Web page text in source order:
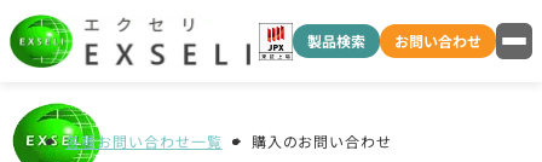
製品検索 お問い合わせ
各種お問い合わせ一覧 購入のお問い合わせ